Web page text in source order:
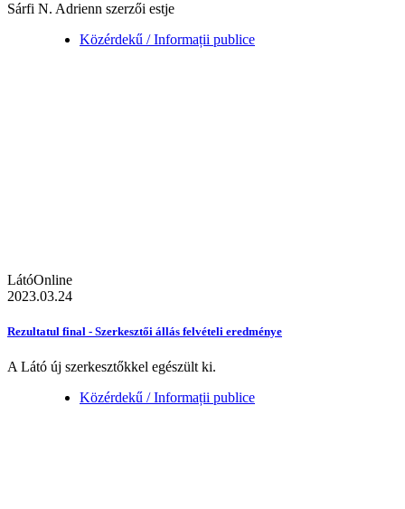
Sárfi N. Adrienn szerzői estje
Közérdekű / Informații publice
LátóOnline
2023.03.24
Rezultatul final - Szerkesztői állás felvételi eredménye
A Látó új szerkesztőkkel egészült ki.
Közérdekű / Informații publice